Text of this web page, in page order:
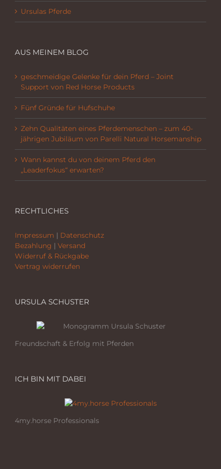
Ursulas Pferde
AUS MEINEM BLOG
geschmeidige Gelenke für dein Pferd – Joint
Support von Red Horse Products
Fünf Gründe für Hufschuhe
Zehn Qualitäten eines Pferdemenschen – zum 40-
jährigen Jubiläum von Parelli Natural Horsemanship
Wann kannst du von deinem Pferd den
„Leaderfokus“ erwarten?
RECHTLICHES
Impressum | Datenschutz
Bezahlung | Versand
Widerruf & Rückgabe
Vertrag widerrufen
URSULA SCHUSTER
Freundschaft & Erfolg mit Pferden
ICH BIN MIT DABEI
4my.horse Professionals